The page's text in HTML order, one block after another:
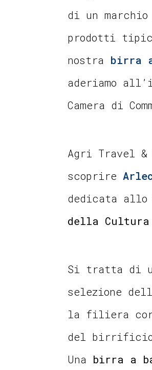
di un
prodotti
nostra birra
aderiamo
Camera di
Agri Travel &
scoprire
dedicata allo
della Cultura
Si tratta di
selezione
la filiera
del birrificio,
Una birra a